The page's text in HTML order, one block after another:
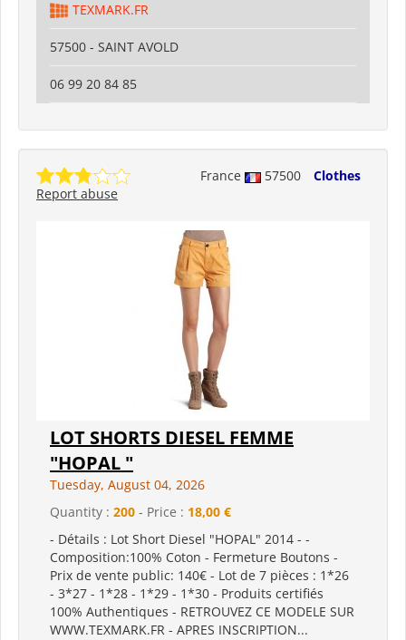
TEXMARK.FR
57500 - SAINT AVOLD
06 99 20 84 85
France 57500
Clothes
Report abuse
LOT SHORTS DIESEL FEMME
"HOPAL "
Tuesday, August 04, 2026
Quantity : 200 - Price : 18,00 €
- Détails : Lot Short Diesel "HOPAL" 2014 - -
Composition:100% Coton - Fermeture Boutons -
Prix de vente public: 140€ - Lot de 7 pièces : 1*26
- 3*27 - 1*28 - 1*29 - 1*30 - Produits certifiés
100% Authentiques - RETROUVEZ CE MODELE SUR
WWW.TEXMARK.FR - APRES INSCRIPTION...